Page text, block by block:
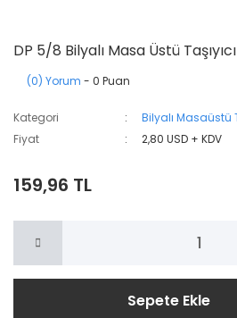
DP 5/8 Bilyalı Masa Üstü Taşıyıcı
(0) Yorum - 0 Puan
Kategori
Bilyalı Masaüstü
Fiyat
2,80 USD + KDV
159,96 TL
Sepete Ekle